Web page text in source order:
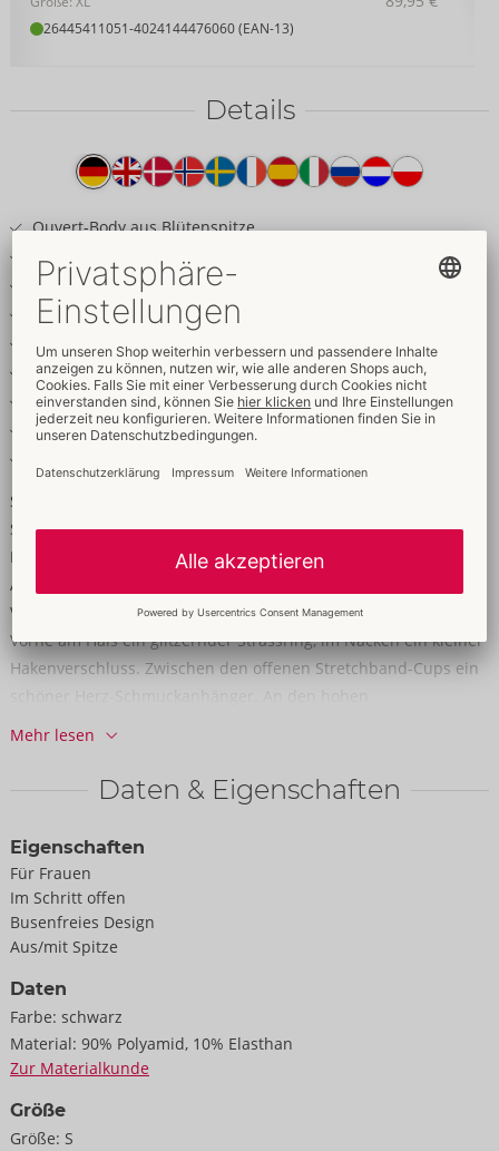
26445411051-4024144476060 (EAN-13)
Details
Produkttext
Ouvert-Body aus Blütenspitze
Mit elastischen Samtbändern
Schöne roségoldfarbene Schmuckelemente
Verführerisch busenfrei
String einladend offen im Schritt
Stimulierende Schrittkette abnehmbar
Schenkelketten abnehmbar
Träger und Rückenriemen verstellbar
Sinnliche Raffinesse!
Schwarzer Ouvert-Body von Abierta Fina aus weicher Stretch-
Blütenspitze. Elastische Samtbänder und roségoldfarbene
Accessoires unterstreichen den eleganten zeigefreudigen Look.
Verführerisch busenfrei und mit schulterbedeckender Spitze.
Vorne am Hals ein glitzernder Strassring, im Nacken ein kleiner
Hakenverschluss. Zwischen den offenen Stretchband-Cups ein
Beinausschnitten jeweils 2 abnehmbare Schenkelketten. Die
abnehmbar. Die Träger und 3 Samt-Stretchriemen im freien
Rücken sind passend verstellbar.
90% Polyamid, 10% Elasthan.
Mehr lesen
Daten & Eigenschaften
Eigenschaften
Für Frauen
Im Schritt offen
Busenfreies Design
Aus/mit Spitze
Daten
Farbe: schwarz
Material: 90% Polyamid, 10% Elasthan
Zur Materialkunde
Größe
Größe: S